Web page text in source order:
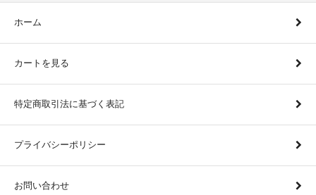
ホーム
カートを見る
特定商取引法に基づく表記
プライバシーポリシー
お問い合わせ